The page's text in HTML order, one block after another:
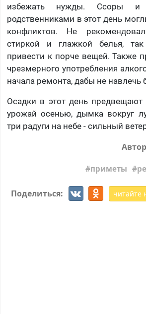
избежать нужды. Ссоры
родственниками в этот день
конфликтов. Не
стиркой и глажкой белья,
привести к порче вещей. Также
чрезмерного употребления
начала ремонта, дабы не навлечь
Осадки в этот день предвещают
урожай осенью, дымка вокруг
три радуги на небе - сильный
приметы
Поделиться: читайте